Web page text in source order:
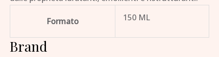
Formato 150 ML
Brand